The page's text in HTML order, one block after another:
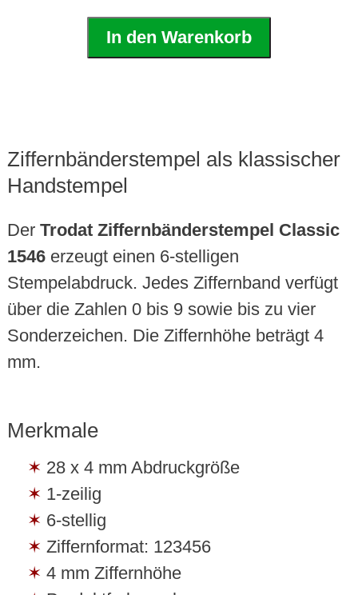
In den Warenkorb
Ziffernbänderstempel als klassischer
Handstempel
Der Trodat Ziffernbänderstempel Classic
1546erzeugt einen 6-stelligen
Stempelabdruck. Jedes Ziffernband verfügt
über die Zahlen 0 bis 9 sowie bis zu vier
Sonderzeichen. Die Ziffernhöhe beträgt 4
mm.
Merkmale
28 x 4 mm Abdruckgröße
1-zeilig
6-stellig
Ziffernformat: 123456
4 mm Ziffernhöhe